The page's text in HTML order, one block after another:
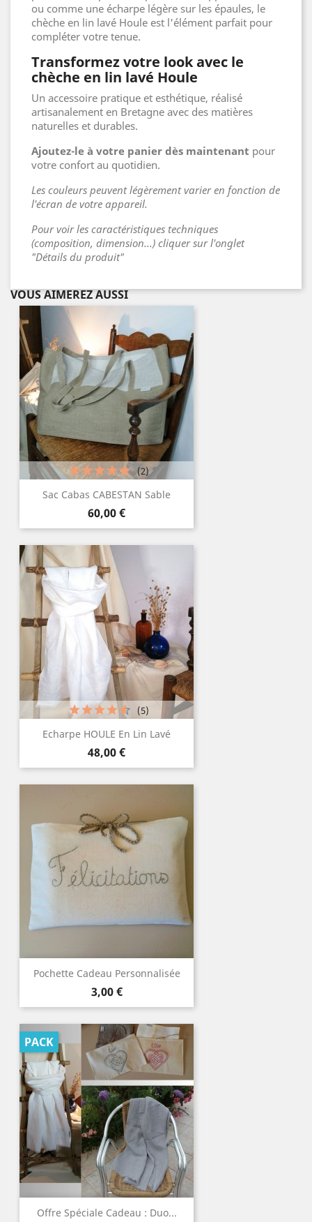
ou comme une écharpe légère sur les épaules, le
chèche en lin lavé Houle est l'élément parfait pour
compléter votre tenue.
Transformez votre look avec le
chèche en lin lavé Houle
Un accessoire pratique et esthétique, réalisé
artisanalement en Bretagne avec des matières
naturelles et durables.
Ajoutez-le à votre panier dès maintenant pour
votre confort au quotidien.
Les couleurs peuvent légèrement varier en fonction de
l'écran de votre appareil.
Pour voir les caractéristiques techniques
(composition, dimension...) cliquer sur l'onglet
"Détails du produit"
VOUS AIMEREZ AUSSI
Sac Cabas CABESTAN Sable
Prix
60,00 €
(2)
Echarpe HOULE En Lin Lavé
Prix
48,00 €
(5)
Pochette Cadeau Personnalisée
Prix
3,00 €
Offre Spéciale Cadeau : Duo...
PACK